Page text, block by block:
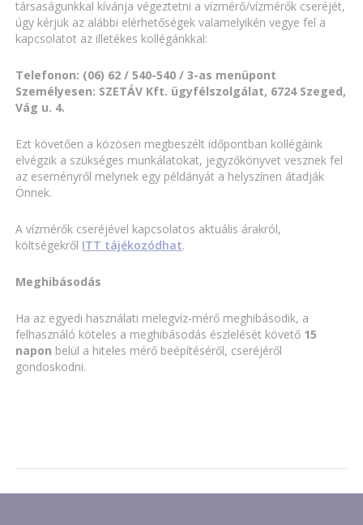
társaságunkkal kívánja végeztetni a vízmérő/vízmérők cseréjét,
úgy kérjük az alábbi elérhetőségek valamelyikén vegye fel a
kapcsolatot az illetékes kollégánkkal:
Telefonon: (06) 62 / 540-540 / 3-as menüpont
Személyesen: SZETÁV Kft. ügyfélszolgálat, 6724 Szeged,
Vág u. 4.
Ezt követően a közösen megbeszélt időpontban kollégáink
elvégzik a szükséges munkálatokat, jegyzőkönyvet vesznek fel
az eseményről melynek egy példányát a helyszínen átadják
Önnek.
A vízmérők cseréjével kapcsolatos aktuális árakról,
költségekről ITT tájékozódhat.
Meghibásodás
Ha az egyedi használati melegvíz-mérő meghibásodik, a
felhasználó köteles a meghibásodás észlelését követő 15
napon belül a hiteles mérő beépítéséről, cseréjéről
gondoskodni.